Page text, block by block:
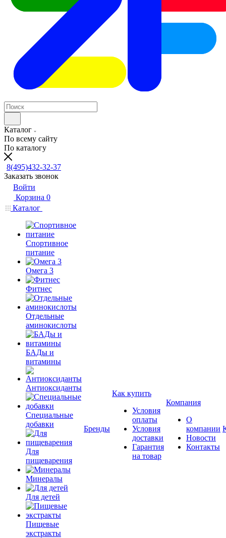
Каталог
По всему сайту
По каталогу
8(495)432-32-37
Заказать звонок
Войти
Корзина 0
Каталог
Спортивное
питание
Омега 3
Фитнес
Отдельные
аминокислоты
БАДы и
витамины
Антиоксиданты
Специальные
добавки
Для
пищеварения
Минералы
Для детей
Пищевые
экстракты
Бренды
Как купить
Условия
оплаты
Условия
доставки
Гарантия
на товар
Компания
О
компании
Новости
Контакты